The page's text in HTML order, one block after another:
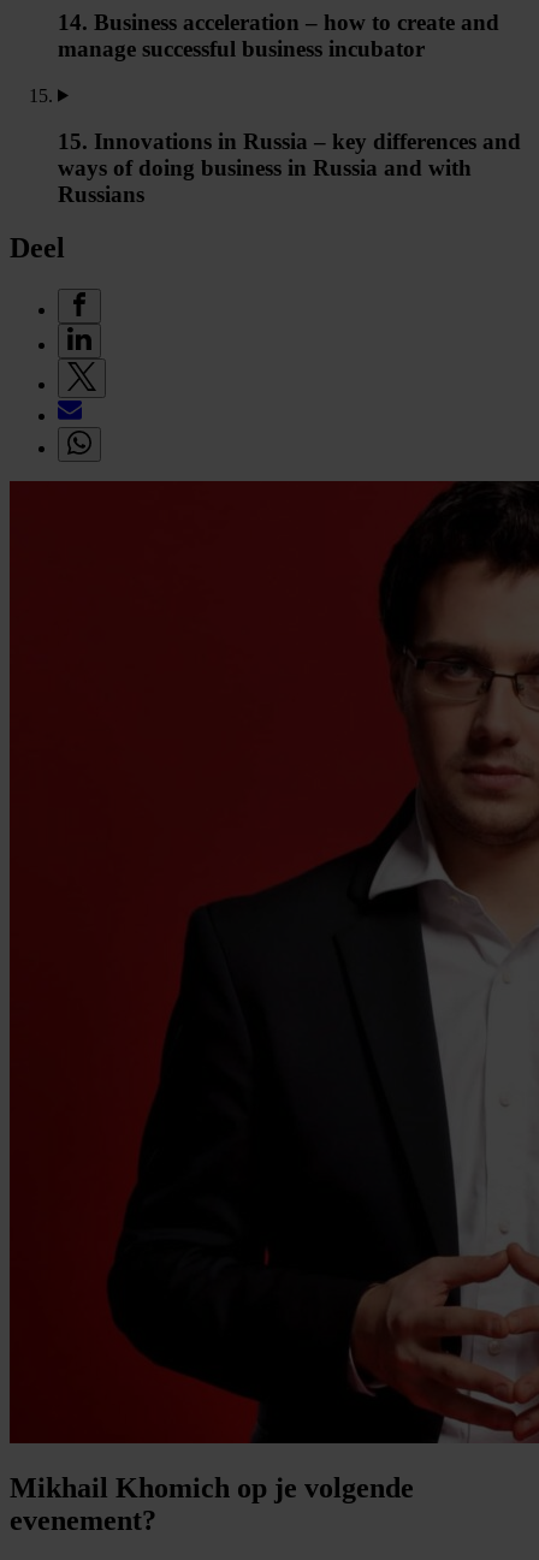
14. Business acceleration – how to create and
manage successful business incubator
15. Innovations in Russia – key differences and
ways of doing business in Russia and with
Russians
Deel
Mikhail Khomich op je volgende
evenement?